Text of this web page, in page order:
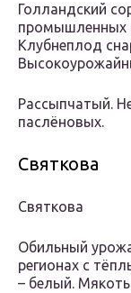
Голландский
промышленных
Клубнеплод
Рассыпчатый.
паслёновых.
Святкова
Святкова
Обильный
регионах с
– белый.